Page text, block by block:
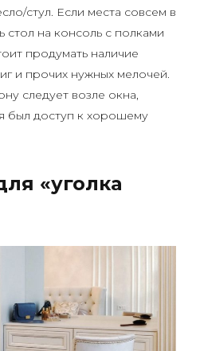
стул. Если места совсем в
на консоль с полками
продумать наличие
и прочих нужных мелочей.
следует возле окна,
был доступ к хорошему
«уголка